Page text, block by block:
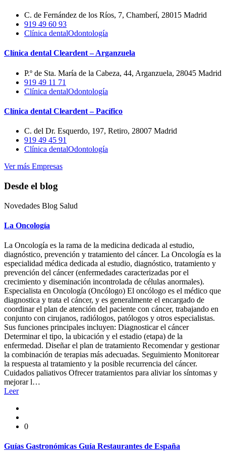
C. de Fernández de los Ríos, 7, Chamberí, 28015 Madrid
919 49 60 93
Clínica dentalOdontología
Clínica dental Cleardent – Arganzuela
P.º de Sta. María de la Cabeza, 44, Arganzuela, 28045 Madrid
919 49 11 71
Clínica dentalOdontología
Clínica dental Cleardent – Pacífico
C. del Dr. Esquerdo, 197, Retiro, 28007 Madrid
919 49 45 91
Clínica dentalOdontología
Ver más Empresas
Desde el blog
Novedades Blog Salud
La Oncología
La Oncología es la rama de la medicina dedicada al estudio,
diagnóstico, prevención y tratamiento del cáncer. La Oncología es la
especialidad médica dedicada al estudio, diagnóstico, tratamiento y
prevención del cáncer (enfermedades caracterizadas por el
crecimiento y diseminación incontrolada de células anormales).
Especialista en Oncología (Oncólogo) El oncólogo es el médico que
diagnostica y trata el cáncer, y es generalmente el encargado de
coordinar el plan de atención del paciente con cáncer, trabajando en
conjunto con cirujanos, radiólogos, patólogos y otros especialistas.
Sus funciones principales incluyen: Diagnosticar el cáncer
Determinar el tipo, la ubicación y el estadio (etapa) de la
enfermedad. Diseñar el plan de tratamiento Recomendar y gestionar
la combinación de terapias más adecuadas. Seguimiento Monitorear
la respuesta al tratamiento y la posible recurrencia del cáncer.
Cuidados paliativos Ofrecer tratamientos para aliviar los síntomas y
mejorar l…
Leer
0
Guías Gastronómicas Guía Restaurantes de España